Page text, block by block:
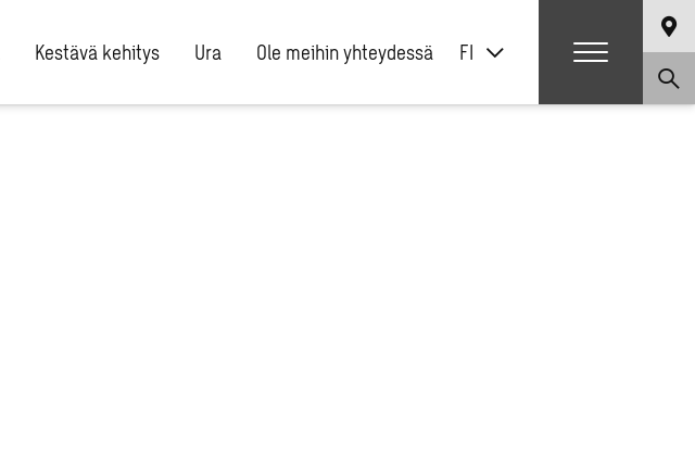
Kestävä kehitys Ura Ole meihin yhteydessä FI